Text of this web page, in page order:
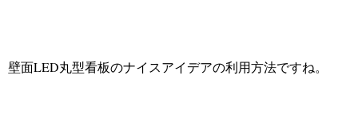
壁面LED丸型看板のナイスアイデアの利用方法ですね。